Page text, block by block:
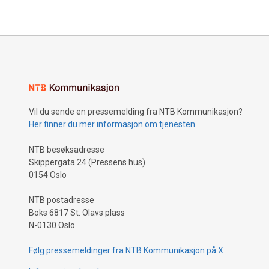
Vil du sende en pressemelding fra NTB Kommunikasjon?
Her finner du mer informasjon om tjenesten
NTB besøksadresse
Skippergata 24 (Pressens hus)
0154 Oslo
NTB postadresse
Boks 6817 St. Olavs plass
N-0130 Oslo
Følg pressemeldinger fra NTB Kommunikasjon på X